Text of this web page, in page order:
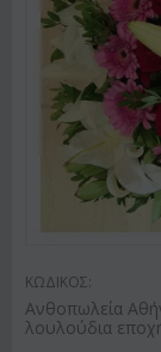
ΚΩΔΙΚΟΣ:
Ανθοπωλεία
λουλούδια